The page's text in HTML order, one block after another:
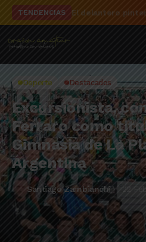
TENDENCIAS El delantero
Deporte Destacados
Excursionista,
Ferraro como
Gimnasia de La
Argentina
Santiago Zambianchi 22